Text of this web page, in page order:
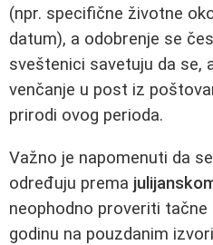
(npr. specifične životne
datum), a odobrenje se
sveštenici savetuju da se,
venčanje u post iz
prirodi ovog perioda.
Važno je napomenuti da
određuju prema
neophodno proveriti
godinu na pouzdanim